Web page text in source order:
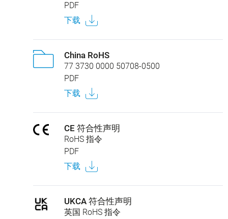
PDF
下载
China RoHS
77 3730 0000 50708-0500
PDF
下载
CE 符合性声明
RoHS 指令
PDF
下载
UKCA 符合性声明
英国 RoHS 指令